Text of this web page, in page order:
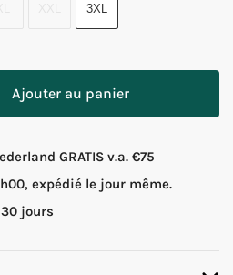
3XL
Ajouter au panier
GRATIS v.a. €75
expédié le jour même.
jours